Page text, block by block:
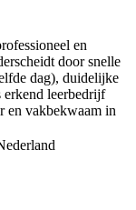
en
door snelle
dag), duidelijke
leerbedrijf
en vakbekwaam in